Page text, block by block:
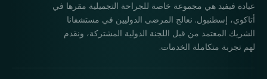
عيادة فيفيد هي مجموعة خاصة للجراحة التجميلية مقرها في
أتاكوي، إسطنبول. نعالج المرضى الدوليين في مستشفانا
الشريك المعتمد من قبل اللجنة الدولية المشتركة، ونقدم
لهم تجربة متكاملة الخدمات.